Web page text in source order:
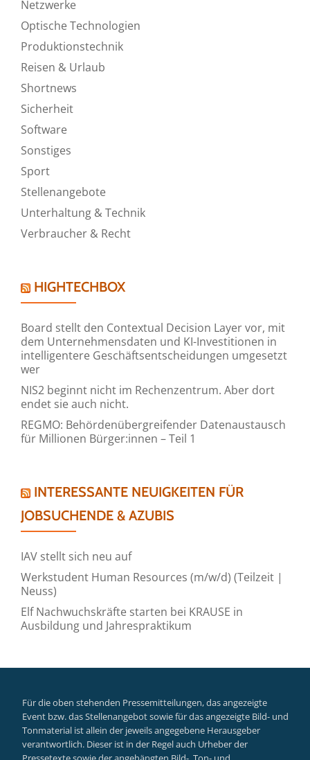
Netzwerke
Optische Technologien
Produktionstechnik
Reisen & Urlaub
Shortnews
Sicherheit
Software
Sonstiges
Sport
Stellenangebote
Unterhaltung & Technik
Verbraucher & Recht
HIGHTECHBOX
Board stellt den Contextual Decision Layer vor, mit
dem Unternehmensdaten und KI-Investitionen in
intelligentere Geschäftsentscheidungen umgesetzt
wer
NIS2 beginnt nicht im Rechenzentrum. Aber dort
endet sie auch nicht.
REGMO: Behördenübergreifender Datenaustausch
für Millionen Bürger:innen – Teil 1
INTERESSANTE NEUIGKEITEN FÜR
JOBSUCHENDE & AZUBIS
IAV stellt sich neu auf
Werkstudent Human Resources (m/w/d) (Teilzeit |
Neuss)
Elf Nachwuchskräfte starten bei KRAUSE in
Ausbildung und Jahrespraktikum
Für die oben stehenden Pressemitteilungen, das angezeigte
Event bzw. das Stellenangebot sowie für das angezeigte Bild- und
Tonmaterial ist allein der jeweils angegebene Herausgeber
verantwortlich. Dieser ist in der Regel auch Urheber der